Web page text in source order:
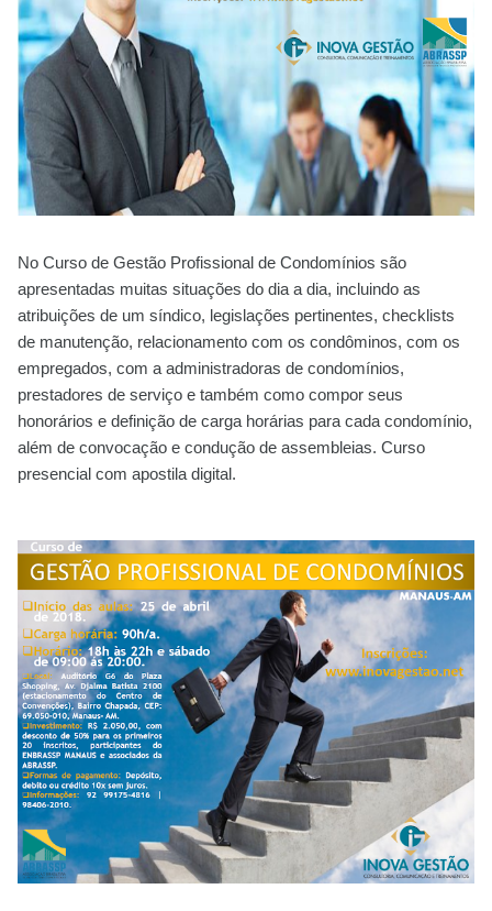
No Curso de Gestão Profissional de Condomínios são
apresentadas muitas situações do dia a dia, incluindo as
atribuições de um síndico, legislações pertinentes, checklists
de manutenção, relacionamento com os condôminos, com os
empregados, com a administradoras de condomínios,
prestadores de serviço e também como compor seus
honorários e definição de carga horárias para cada condomínio,
além de convocação e condução de assembleias. Curso
presencial com apostila digital.